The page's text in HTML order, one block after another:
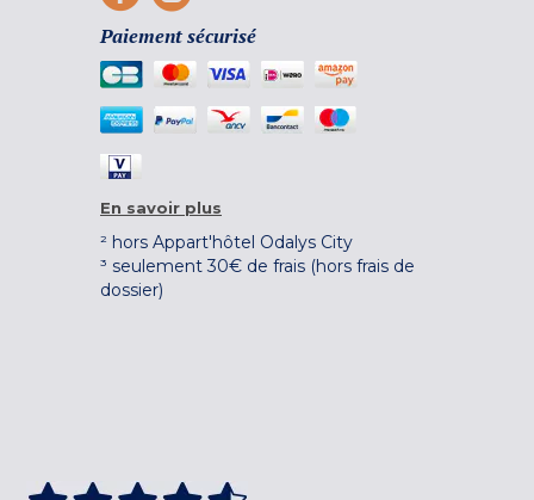
Paiement sécurisé
En savoir plus
² hors Appart'hôtel Odalys City
³ seulement 30€ de frais (hors frais de
dossier)